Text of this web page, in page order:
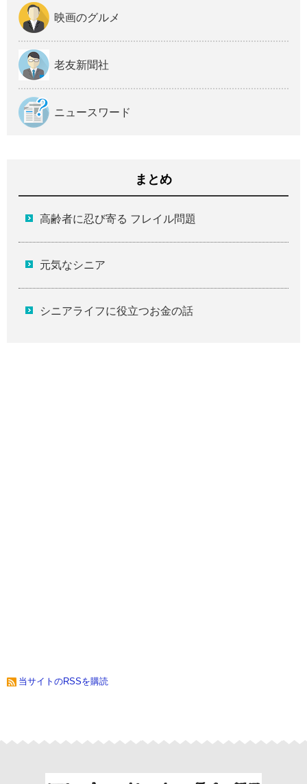
映画のグルメ
老友新聞社
ニュースワード
まとめ
高齢者に忍び寄る フレイル問題
元気なシニア
シニアライフに役立つお金の話
当サイトのRSSを購読